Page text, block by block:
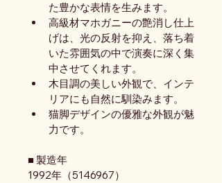
た豊かな表情を生みます。
高級材マホガニーの艶消し仕上
げは、光の反射を抑え、落ち着
いた雰囲気の中で演奏に深く集
中させてくれます。
木目調の美しい外観で、インテ
リアにも自然に馴染みます。
猫脚デザインの優雅な外観が魅
力です。
■ 製造年
1992年（5146967）